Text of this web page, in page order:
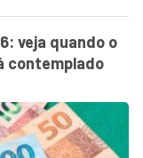
veja quando o
contemplado